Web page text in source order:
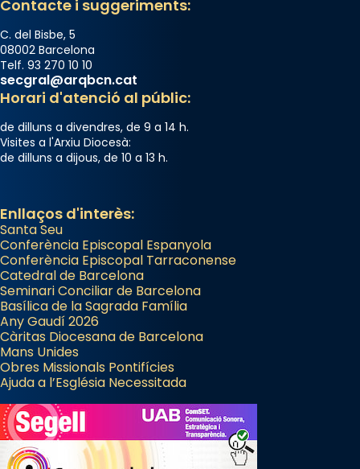
Contacte i suggeriments:
C. del Bisbe, 5
08002 Barcelona
Telf. 93 270 10 10
secgral@arqbcn.cat
Horari d'atenció al públic:
de dilluns a divendres, de 9 a 14 h.
Visites a l'Arxiu Diocesà:
de dilluns a dijous, de 10 a 13 h.
Enllaços d'interès:
Santa Seu
Conferència Episcopal Espanyola
Conferència Episcopal Tarraconense
Catedral de Barcelona
Seminari Conciliar de Barcelona
Basílica de la Sagrada Família
Any Gaudí 2026
Càritas Diocesana de Barcelona
Mans Unides
Obres Missionals Pontifícies
Ajuda a l’Església Necessitada